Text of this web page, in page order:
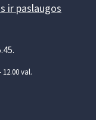
ir paslaugos
val.